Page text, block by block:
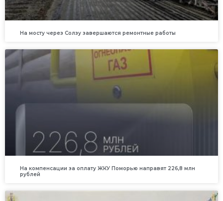
На мосту через Солзу завершаются ремонтные работы
На компенсации за оплату ЖКУ Поморью направят 226,8 млн
рублей